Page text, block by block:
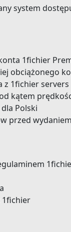
system
1fichier
obciążonego
z 1fichier servers
kątem
Polski
przed wydaniem
1fichier